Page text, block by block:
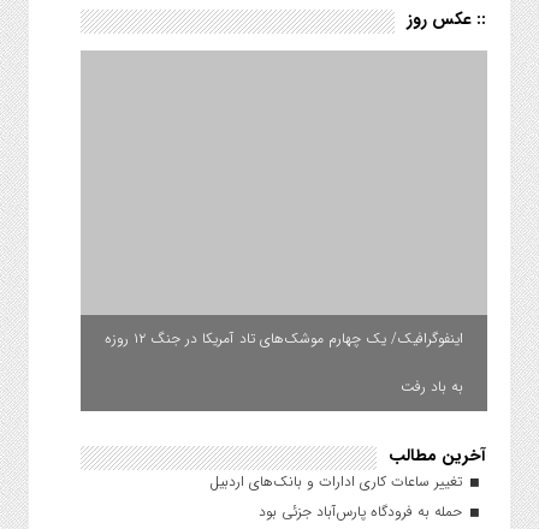
:: عکس روز
اینفوگرافیک/ یک چهارم موشک‌های تاد آمریکا در جنگ ۱۲ روزه
به باد رفت
آخرین مطالب
تغییر ساعات کاری ادارات و بانک‌های اردبیل
حمله به فرودگاه پارس‌‌آباد جزئی بود